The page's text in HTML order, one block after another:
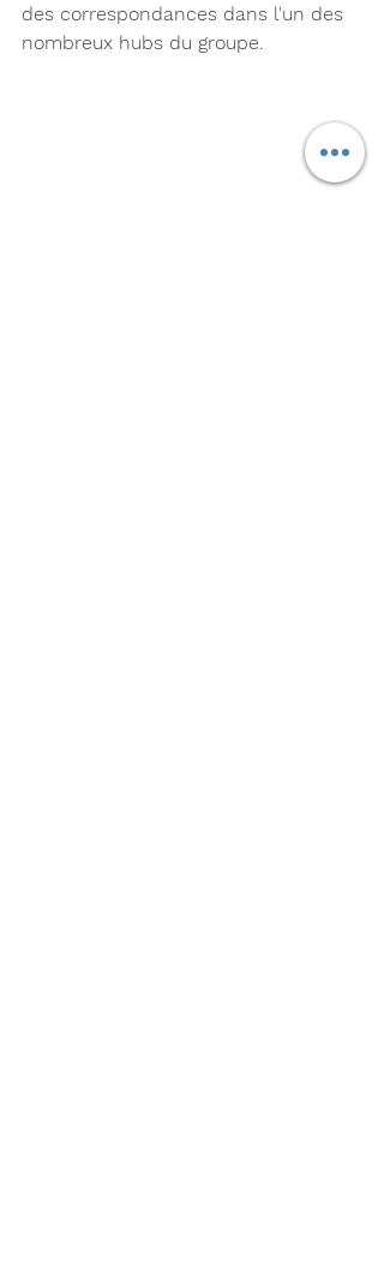
des correspondances dans l'un des
nombreux hubs du groupe.